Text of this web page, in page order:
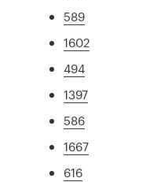
589
1602
494
1397
586
1667
616